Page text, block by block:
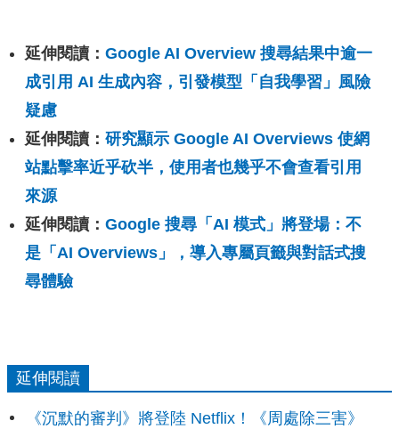
延伸閱讀： Google AI Overview 搜尋結果中逾一
成引用 AI 生成內容，引發模型「自我學習」風險
疑慮
延伸閱讀： 研究顯示 Google AI Overviews 使網
站點擊率近乎砍半，使用者也幾乎不會查看引用
來源
延伸閱讀： Google 搜尋「AI 模式」將登場：不
是「AI Overviews」，導入專屬頁籤與對話式搜
尋體驗
延伸閱讀
《沉默的審判》將登陸 Netflix！《周處除三害》